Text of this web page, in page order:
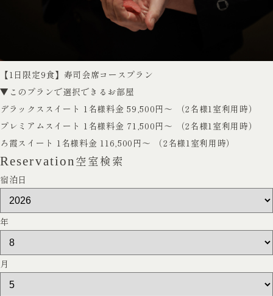
【1日限定9食】寿司会席コースプラン
▼このプランで選択できるお部屋
デラックススイート 1名様料金 59,500円～ （2名様1室利用時）
プレミアムスイート 1名様料金 71,500円～ （2名様1室利用時）
ろ霞スイート 1名様料金 116,500円～ （2名様1室利用時）
Reservation空室検索
宿泊日
年
月